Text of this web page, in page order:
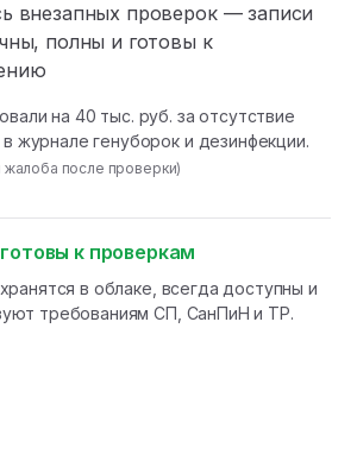
внезапных проверок — записи
полны и готовы к
на 40 тыс. руб. за отсутствие
в журнале генуборок и дезинфекции.
жалоба после проверки)
к проверкам
в облаке, всегда доступны и
требованиям СП, СанПиН и ТР.